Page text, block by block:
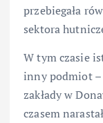
przebiegała
sektora
W tym czasie
inny podmiot –
zakłady w
czasem